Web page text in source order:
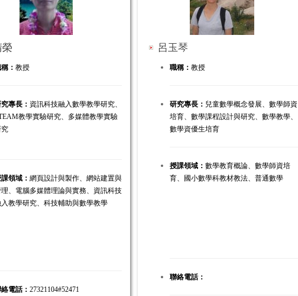
榮
： 教授
專長： 資訊科技融入數學教學研究、
教學實驗研究、多媒體教學實驗
領域： 網頁設計與製作、網站建置與
、電腦多媒體理論與實務、資訊科技
教學研究、科技輔助與數學教學
電話： 27321104#52471
呂玉琴
職稱：教授
研究專長： 兒童數學概念發展、數學師資
培育、數學課程設計與研究、數學教學、
數學資優生培育
授課領域：數學教育概論、數學師資培
育、國小數學科教材教法、普通數學
聯絡電話：